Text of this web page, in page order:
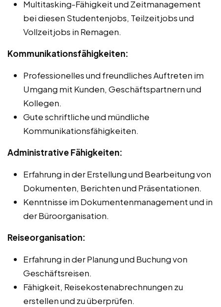
Multitasking-Fähigkeit und Zeitmanagement
bei diesen Studentenjobs, Teilzeitjobs und
Vollzeitjobs in Remagen.
Kommunikationsfähigkeiten:
Professionelles und freundliches Auftreten im
Umgang mit Kunden, Geschäftspartnern und
Kollegen.
Gute schriftliche und mündliche
Kommunikationsfähigkeiten.
Administrative Fähigkeiten:
Erfahrung in der Erstellung und Bearbeitung von
Dokumenten, Berichten und Präsentationen.
Kenntnisse im Dokumentenmanagement und in
der Büroorganisation.
Reiseorganisation:
Erfahrung in der Planung und Buchung von
Geschäftsreisen.
Fähigkeit, Reisekostenabrechnungen zu
erstellen und zu überprüfen.